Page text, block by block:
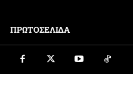
ΠΡΩΤΟΣΕΛΙΔΑ